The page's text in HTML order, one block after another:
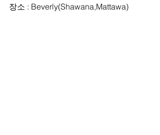
장소 : Beverly(Shawana,Mattawa)